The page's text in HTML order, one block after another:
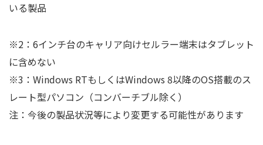
いる製品
※2：6インチ台のキャリア向けセルラー端末はタブレット
に含めない
※3：Windows RTもしくはWindows 8以降のOS搭載のス
レート型パソコン（コンバーチブル除く）
注：今後の製品状況等により変更する可能性があります